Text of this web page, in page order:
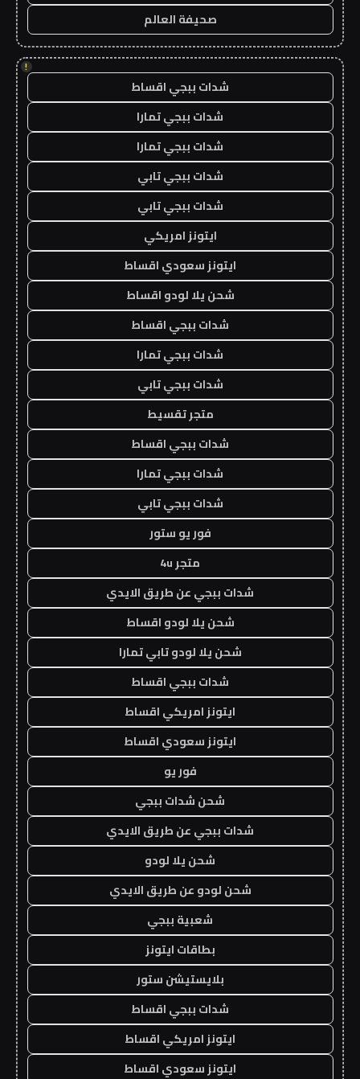
صحيفة العالم
!
شدات ببجي اقساط
شدات ببجي تمارا
شدات ببجي تمارا
شدات ببجي تابي
شدات ببجي تابي
ايتونز امريكي
ايتونز سعودي اقساط
شحن يلا لودو اقساط
شدات ببجي اقساط
شدات ببجي تمارا
شدات ببجي تابي
متجر تقسيط
شدات ببجي اقساط
شدات ببجي تمارا
شدات ببجي تابي
فور يو ستور
متجر 4u
شدات ببجي عن طريق الايدي
شحن يلا لودو اقساط
شحن يلا لودو تابي تمارا
شدات ببجي اقساط
ايتونز امريكي اقساط
ايتونز سعودي اقساط
فور يو
شحن شدات ببجي
شدات ببجي عن طريق الايدي
شحن يلا لودو
شحن لودو عن طريق الايدي
شعبية ببجي
بطاقات ايتونز
بلايستيشن ستور
شدات ببجي اقساط
ايتونز امريكي اقساط
ايتونز سعودي اقساط